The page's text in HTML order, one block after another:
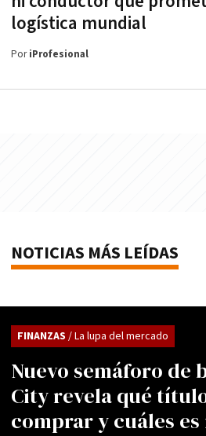
logística mundial
PoriProfesional
NOTICIAS MÁS LEÍDAS
Nuevo semáforo de
City revela qué
comprar y cuáles
FINANZAS / La lupa del mercado